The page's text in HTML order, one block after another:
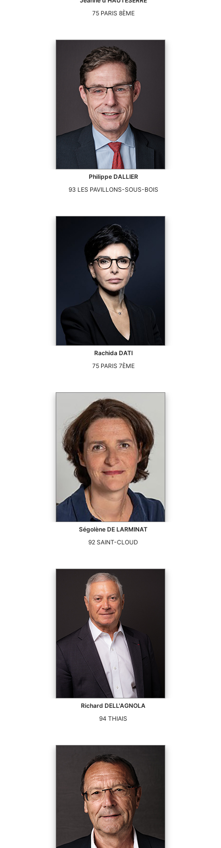
75 PARIS 8ÈME
Philippe DALLIER
93 LES PAVILLONS-SOUS-BOIS
Rachida DATI
75 PARIS 7ÈME
Ségolène DE LARMINAT
92 SAINT-CLOUD
Richard DELL'AGNOLA
94 THIAIS